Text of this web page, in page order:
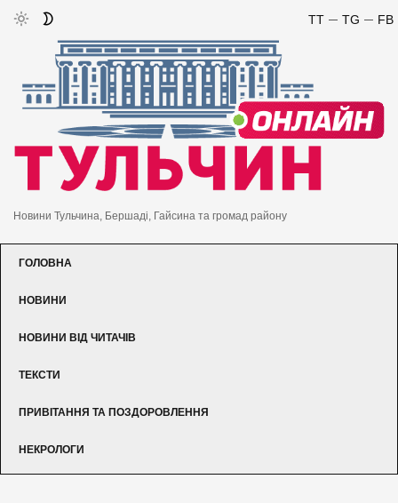
FB
TG
TT
Новини Тульчина, Бершаді, Гайсина та громад району
ГОЛОВНА
НОВИНИ
НОВИНИ ВІД ЧИТАЧІВ
ТЕКСТИ
ПРИВІТАННЯ ТА ПОЗДОРОВЛЕННЯ
НЕКРОЛОГИ